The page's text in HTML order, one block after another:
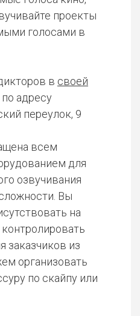
проекты
голосами в
в своей
по адресу
переулок, 9
всем
для
озвучивания
Вы
на
заказчиков из
организовать
по скайпу или